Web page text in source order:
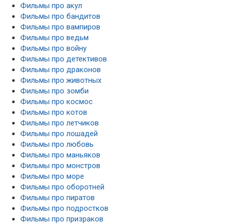
Фильмы про акул
Фильмы про бандитов
Фильмы про вампиров
Фильмы про ведьм
Фильмы про войну
Фильмы про детективов
Фильмы про драконов
Фильмы про животных
Фильмы про зомби
Фильмы про космос
Фильмы про котов
Фильмы про летчиков
Фильмы про лошадей
Фильмы про любовь
Фильмы про маньяков
Фильмы про монстров
Фильмы про море
Фильмы про оборотней
Фильмы про пиратов
Фильмы про подростков
Фильмы про призраков